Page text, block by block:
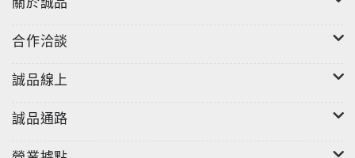
合作洽談
誠品線上
誠品通路